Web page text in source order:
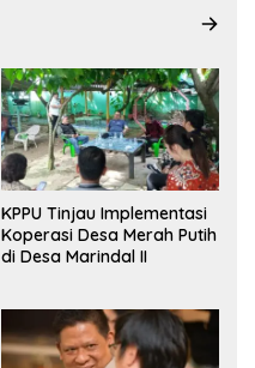
KPPU Tinjau Implementasi
Koperasi Desa Merah Putih
di Desa Marindal II